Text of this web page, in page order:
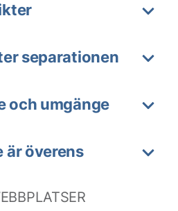
separationen
och umgänge
är överens